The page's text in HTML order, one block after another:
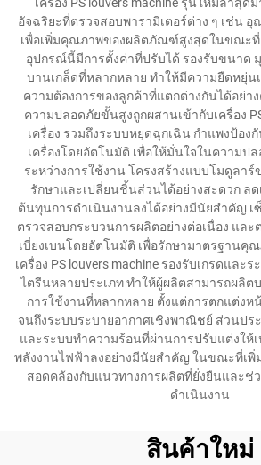
อัจฉริยะที่ตรวจสอบพารามิเตอร์ต่าง ๆ เช่น
เพื่อเพิ่มคุณภาพของผลิตภัณฑ์สูงสุดในขณะที่
อุปกรณ์นี้มีการตั้งค่าที่ปรับได้ รองรับขนาด
บานเกล็ดที่หลากหลาย ทำให้มีความยืดหยุ่น
ความต้องการของลูกค้าที่แตกต่างกันได้อย่า
ความปลอดภัยขั้นสูงถูกผสานเข้ากับเครื่อง
เครื่อง รวมถึงระบบหยุดฉุกเฉิน กำแพงป้อ
เครื่องโดยอัตโนมัติ เพื่อให้มั่นใจในความป
ระหว่างการใช้งาน โครงสร้างแบบโมดูลาร์
รักษาและเปลี่ยนชิ้นส่วนได้อย่างสะดวก ล
ต้นทุนการดำเนินงานลงได้อย่างมีนัยสำคัญ
ตรวจสอบกระบวนการผลิตอย่างต่อเนื่อง แล
เบี่ยงเบนโดยอัตโนมัติ เพื่อรักษามาตรฐานคุ
เครื่อง PS louvers machine รองรับเกรดแล
ไตรีนหลายประเภท ทำให้ผู้ผลิตสามารถผลิต
การใช้งานที่หลากหลาย ตั้งแต่การตกแต่งห
จนถึงระบบระบายอากาศเชิงพาณิชย์ ส่วนปร
และระบบทำความร้อนที่ผ่านการปรับแต่งให้
พลังงานไฟฟ้าลงอย่างมีนัยสำคัญ ในขณะที่เพิ่
สอดคล้องกับแนวทางการผลิตที่ยั่งยืนและช่
ดำเนินงาน
สินค้าใหม่